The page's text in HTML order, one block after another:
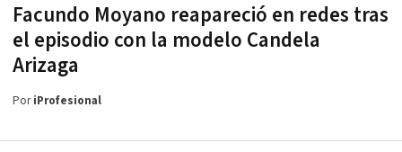
Facundo Moyano reapareció en redes tras
el episodio con la modelo Candela
Arizaga
PoriProfesional